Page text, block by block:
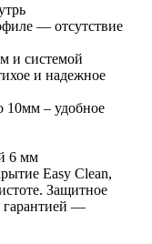
— отсутствие
и системой
и надежное
10мм – удобное
6 мм
Easy Clean,
Защитное
гарантией —